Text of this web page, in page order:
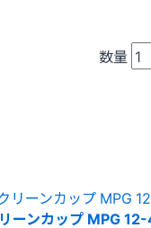
数量
ーンカップ MPG